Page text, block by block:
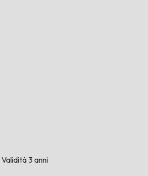
Validità 3 anni